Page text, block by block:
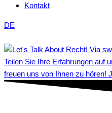
Kontakt
DE
Teilen Sie Ihre Erfahrungen auf
freuen uns von Ihnen zu hören!